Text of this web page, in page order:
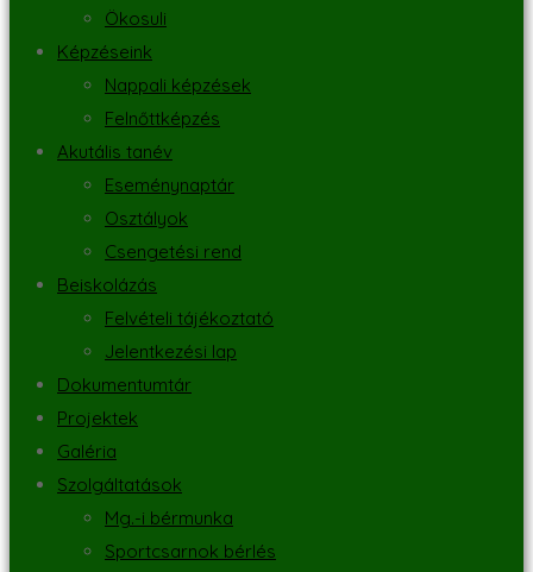
Ökosuli
Képzéseink
Nappali képzések
Felnőttképzés
Akutális tanév
Eseménynaptár
Osztályok
Csengetési rend
Beiskolázás
Felvételi tájékoztató
Jelentkezési lap
Dokumentumtár
Projektek
Galéria
Szolgáltatások
Mg.-i bérmunka
Sportcsarnok bérlés